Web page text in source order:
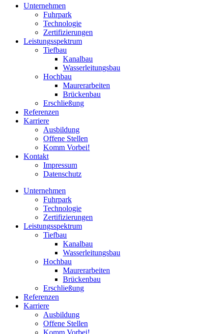
Unternehmen
Fuhrpark
Technologie
Zertifizierungen
Leistungsspektrum
Tiefbau
Kanalbau
Wasserleitungsbau
Hochbau
Maurerarbeiten
Brückenbau
Erschließung
Referenzen
Karriere
Ausbildung
Offene Stellen
Komm Vorbei!
Kontakt
Impressum
Datenschutz
Unternehmen
Fuhrpark
Technologie
Zertifizierungen
Leistungsspektrum
Tiefbau
Kanalbau
Wasserleitungsbau
Hochbau
Maurerarbeiten
Brückenbau
Erschließung
Referenzen
Karriere
Ausbildung
Offene Stellen